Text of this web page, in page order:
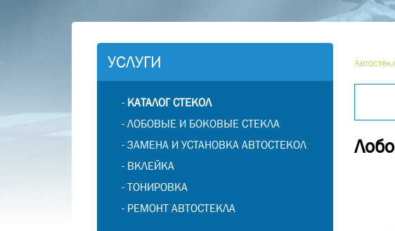
УСЛУГИ
- КАТАЛОГ СТЕКОЛ
-ЛОБОВЫЕ И БОКОВЫЕ СТЕКЛА
-ЗАМЕНА И УСТАНОВКА АВТОСТЕКОЛ
- ВКЛЕЙКА
-ТОНИРОВКА
- РЕМОНТ АВТОСТЕКЛА